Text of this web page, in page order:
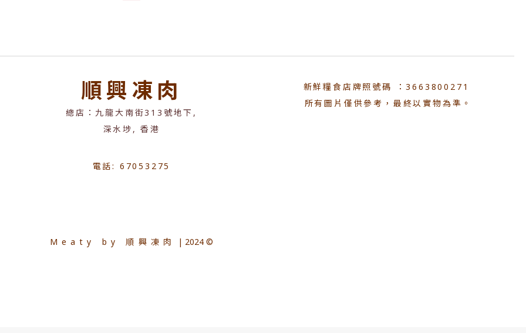
順興凍肉
總店：九龍大南街313號地下,
深水埗, 香港
電話: 67053275
新鮮糧食店牌照號碼 ：3663800271
所有圖片僅供參考，最終以實物為準。
Meaty by 順興凍肉 | 2024 ©